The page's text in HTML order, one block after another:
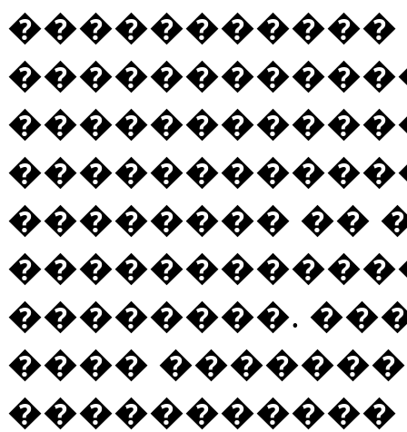
�����������
�������� ��
��������.
����
�����������